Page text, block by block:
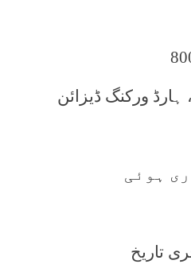
ورکنگ ڈیزائن
ہوئی
تاریخ